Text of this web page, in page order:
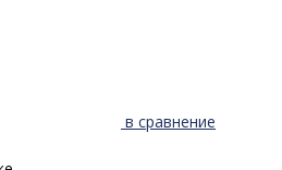
в сравнение